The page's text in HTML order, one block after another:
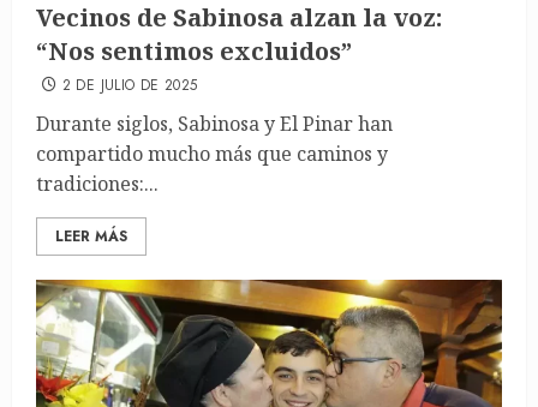
Vecinos de Sabinosa alzan la voz:
“Nos sentimos excluidos”
2 DE JULIO DE 2025
Durante siglos, Sabinosa y El Pinar han
compartido mucho más que caminos y
tradiciones:...
LEER MÁS